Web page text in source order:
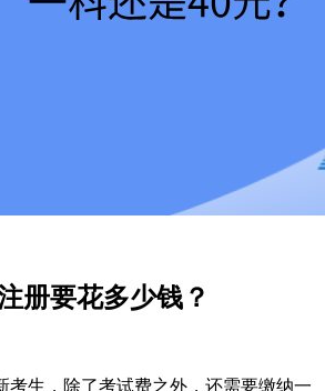
要花多少钱？
生，除了考试费之外，还需要缴纳一